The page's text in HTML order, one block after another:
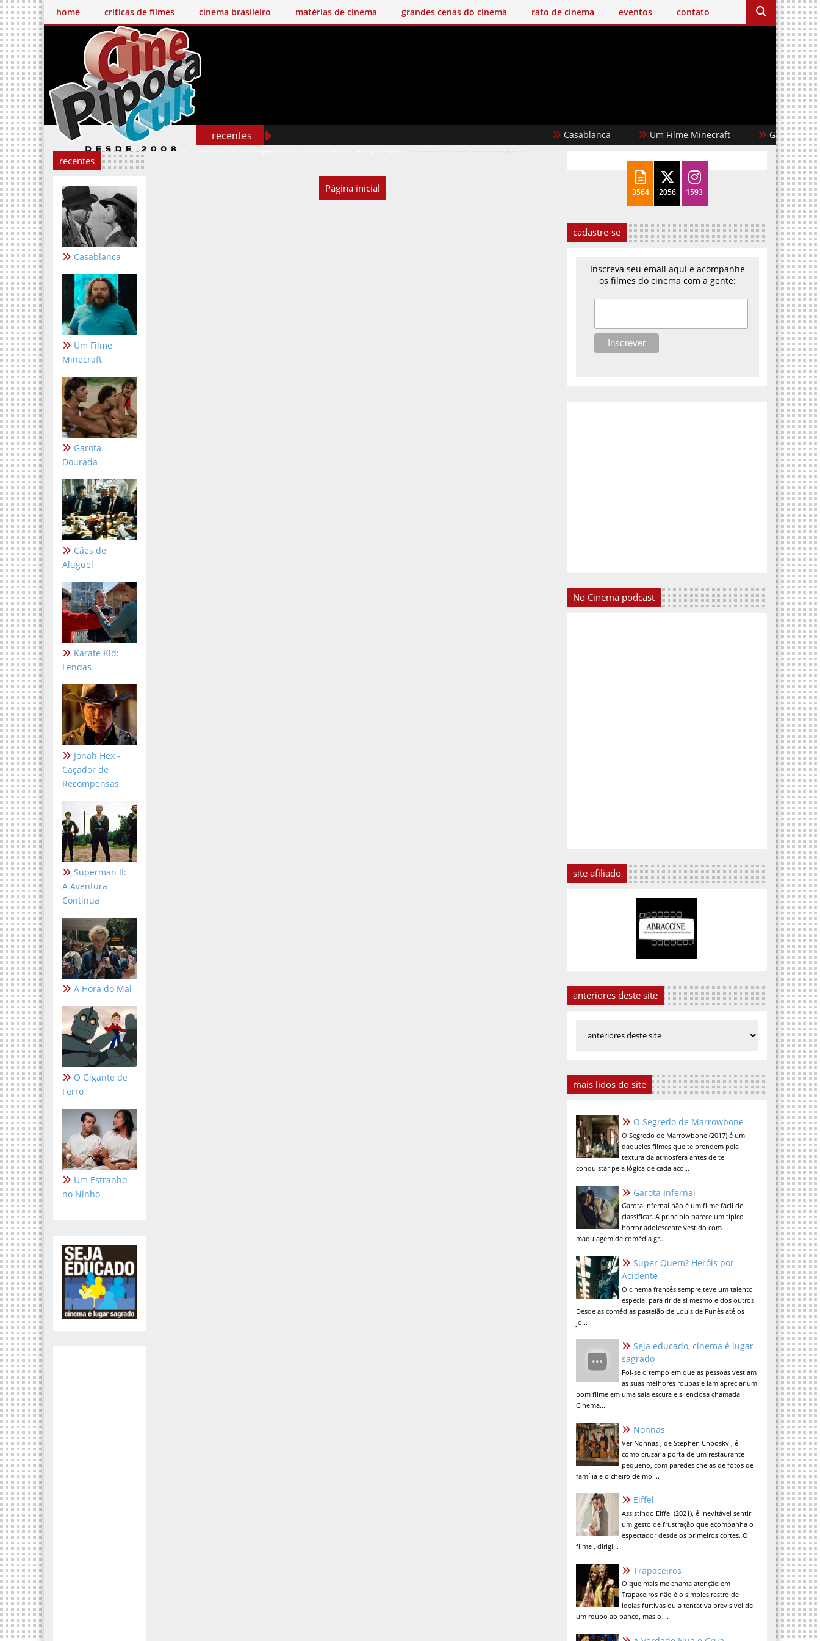
home críticas de filmes cinema brasileiro matérias de cinema grandes cenas do cinema rato de cinema eventos contato
recentes Casablanca Um Filme Minecraft Garota Dourada
recentes
Casablanca
Um Filme
Minecraft
Garota
Dourada
Cães de
Aluguel
Karate Kid:
Lendas
Jonah Hex -
Caçador de
Recompensas
Superman II:
A Aventura
Continua
A Hora do Mal
O Gigante de
Ferro
Um Estranho
no Ninho
Nenhuma postagem com o marcadorLucy Capri. Mostrar todas as postagens
Página inicial 3564 2056 1593
cadastre-se
Inscreva seu email aqui e acompanhe
os filmes do cinema com a gente:
No Cinema podcast
site afiliado
anteriores deste site
mais lidos do site
O Segredo de Marrowbone
O Segredo de Marrowbone (2017) é um
daqueles filmes que te prendem pela
textura da atmosfera antes de te
conquistar pela lógica de cada aco...
Garota Infernal
Garota Infernal não é um filme fácil de
classificar. A princípio parece um típico
horror adolescente vestido com
maquiagem de comédia gr...
Super Quem? Heróis por
Acidente
O cinema francês sempre teve um talento
especial para rir de si mesmo e dos outros.
Desde as comédias pastelão de Louis de Funès até os
jo...
Seja educado, cinema é lugar
sagrado
Foi-se o tempo em que as pessoas vestiam
as suas melhores roupas e iam apreciar um
bom filme em uma sala escura e silenciosa chamada
Cinema...
Nonnas
Ver Nonnas , de Stephen Chbosky , é
como cruzar a porta de um restaurante
pequeno, com paredes cheias de fotos de
família e o cheiro de mol...
Eiffel
Assistindo Eiffel (2021), é inevitável sentir
um gesto de frustração que acompanha o
espectador desde os primeiros cortes. O
filme , dirigi...
Trapaceiros
O que mais me chama atenção em
Trapaceiros não é o simples rastro de
ideias furtivas ou a tentativa previsível de
um roubo ao banco, mas o ...